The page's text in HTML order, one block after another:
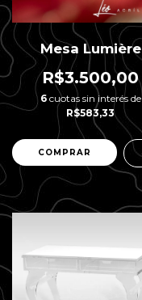
Mesa Lumière
R$3.500,00
6cuotas sin interés de
R$583,33